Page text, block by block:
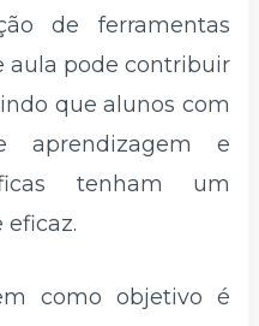
de ferramentas
aula pode contribuir
que alunos com
aprendizagem e
tenham um
eficaz.
como objetivo é